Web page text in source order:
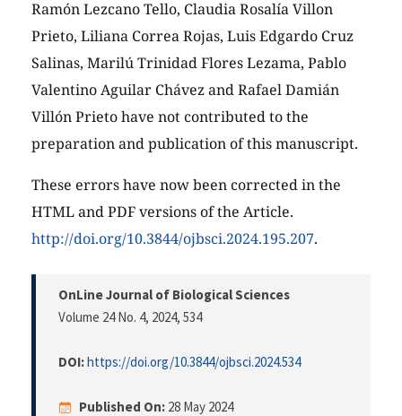
Ramón Lezcano Tello, Claudia Rosalía Villon
Prieto, Liliana Correa Rojas, Luis Edgardo Cruz
Salinas, Marilú Trinidad Flores Lezama, Pablo
Valentino Aguilar Chávez and Rafael Damián
Villón Prieto have not contributed to the
preparation and publication of this manuscript.
These errors have now been corrected in the
HTML and PDF versions of the Article.
http://doi.org/10.3844/ojbsci.2024.195.207.
OnLine Journal of Biological Sciences
Volume 24 No. 4, 2024, 534
DOI:https://doi.org/10.3844/ojbsci.2024.534
Published On: 28 May 2024